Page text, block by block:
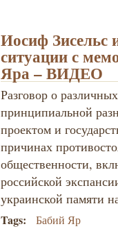
Иосиф Зисельс
ситуации с
Яра – ВИДЕО
Разговор о
принципиальной
проектом и
причинах
общественности,
российской
украинской памяти
Tags: Бабий Яр